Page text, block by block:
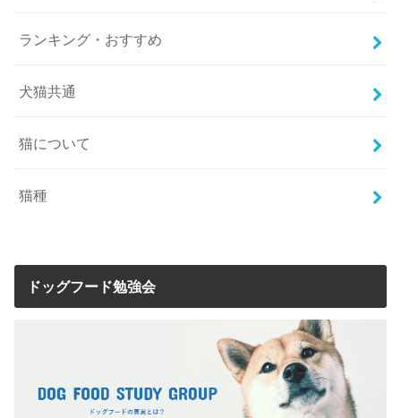
ランキング・おすすめ
犬猫共通
猫について
猫種
ドッグフード勉強会